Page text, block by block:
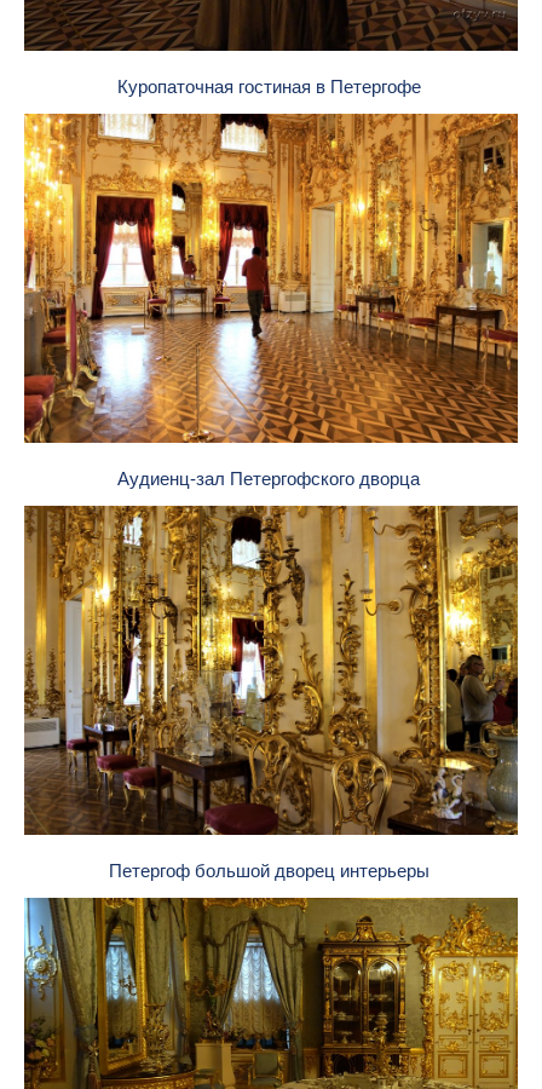
Куропаточная гостиная в Петергофе
Аудиенц-зал Петергофского дворца
Петергоф большой дворец интерьеры